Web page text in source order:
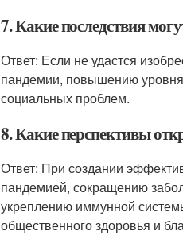
7. Какие последствия
Ответ: Если не удастся
пандемии, повышению
социальных проблем.
8. Какие перспективы
Ответ: При создании
пандемией, сокращению
укреплению иммунной
общественного здоровья и